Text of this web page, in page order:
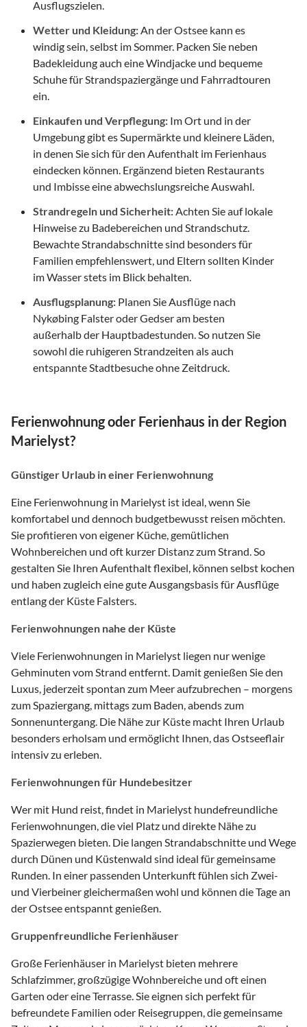
Ausflugszielen.
Wetter und Kleidung:An der Ostsee kann es
windig sein, selbst im Sommer. Packen Sie neben
Badekleidung auch eine Windjacke und bequeme
Schuhe für Strandspaziergänge und Fahrradtouren
ein.
Einkaufen und Verpflegung: Im Ort und in der
Umgebung gibt es Supermärkte und kleinere Läden,
in denen Sie sich für den Aufenthalt im Ferienhaus
eindecken können. Ergänzend bieten Restaurants
und Imbisse eine abwechslungsreiche Auswahl.
Strandregeln und Sicherheit:Achten Sie auf lokale
Hinweise zu Badebereichen und Strandschutz.
Bewachte Strandabschnitte sind besonders für
Familien empfehlenswert, und Eltern sollten Kinder
im Wasser stets im Blick behalten.
Ausflugsplanung: Planen Sie Ausflüge nach
Nykøbing Falster oder Gedser am besten
außerhalb der Hauptbadestunden. So nutzen Sie
sowohl die ruhigeren Strandzeiten als auch
entspannte Stadtbesuche ohne Zeitdruck.
Ferienwohnung oder Ferienhaus in der Region
Marielyst?
Günstiger Urlaub in einer Ferienwohnung
Eine Ferienwohnung in Marielyst ist ideal, wenn Sie
komfortabel und dennoch budgetbewusst reisen möchten.
Sie profitieren von eigener Küche, gemütlichen
Wohnbereichen und oft kurzer Distanz zum Strand. So
gestalten Sie Ihren Aufenthalt flexibel, können selbst kochen
und haben zugleich eine gute Ausgangsbasis für Ausflüge
entlang der Küste Falsters.
Ferienwohnungen nahe der Küste
Viele Ferienwohnungen in Marielyst liegen nur wenige
Gehminuten vom Strand entfernt. Damit genießen Sie den
Luxus, jederzeit spontan zum Meer aufzubrechen – morgens
zum Spaziergang, mittags zum Baden, abends zum
Sonnenuntergang. Die Nähe zur Küste macht Ihren Urlaub
besonders erholsam und ermöglicht Ihnen, das Ostseeflair
intensiv zu erleben.
Ferienwohnungen für Hundebesitzer
Wer mit Hund reist, findet in Marielyst hundefreundliche
Ferienwohnungen, die viel Platz und direkte Nähe zu
Spazierwegen bieten. Die langen Strandabschnitte und Wege
durch Dünen und Küstenwald sind ideal für gemeinsame
Runden. In einer passenden Unterkunft fühlen sich Zwei-
und Vierbeiner gleichermaßen wohl und können die Tage an
der Ostsee entspannt genießen.
Gruppenfreundliche Ferienhäuser
Große Ferienhäuser in Marielyst bieten mehrere
Schlafzimmer, großzügige Wohnbereiche und oft einen
Garten oder eine Terrasse. Sie eignen sich perfekt für
befreundete Familien oder Reisegruppen, die gemeinsame